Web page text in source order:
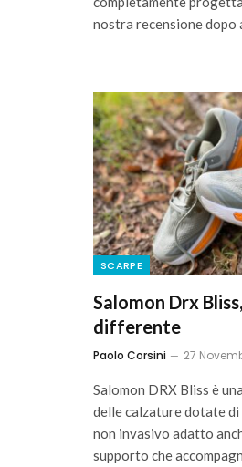
nostra recensione dopo
SCARPE
Salomon Drx
differente
Paolo Corsini 27
Salomon DRX Bliss è
delle calzature dotate
non invasivo adatto
supporto che